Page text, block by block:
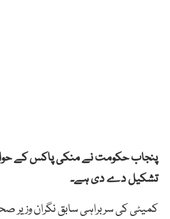
پنجاب حکومت نے منکی پاکس کے
تشکیل دے دی ہے۔
کمیٹی کی سربراہی سابق نگران وزیر